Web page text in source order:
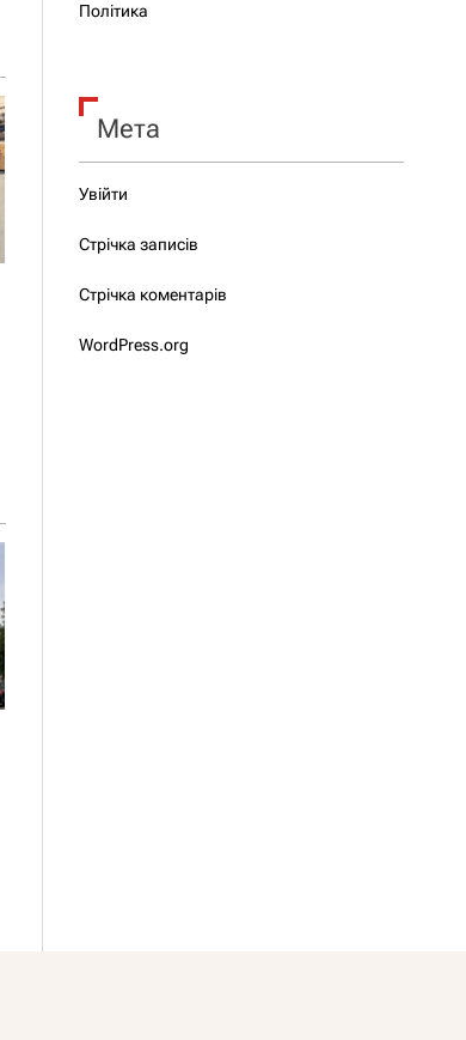
Політика
Мета
Увійти
Стрічка записів
Стрічка коментарів
WordPress.org